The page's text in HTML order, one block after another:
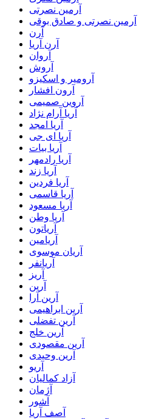
آرمین نصرتی
آرمین نصرتی و صادق بوقی
آرن
آرن آریا
آروان
آروش
آرومیر و اسکیزو
آرون افشار
آروین صمیمی
آریا آرام نژاد
آریا امجد
آریا ای جی
آریا بیات
آریا رادمهر
آریا زند
آریا فردین
آریا قاسمی
آریا مسعود
آریا وطن
آریاتون
آریامین
آریان موسوی
آریانفر
آریز
آرین
آرین آرا
آرین ابراهیمی
آرین تفضلی
آرین خلج
آرین مقصودی
آرین وحیدی
آریو
آزاد کمالیان
آژمان
آشور
آصف آریا